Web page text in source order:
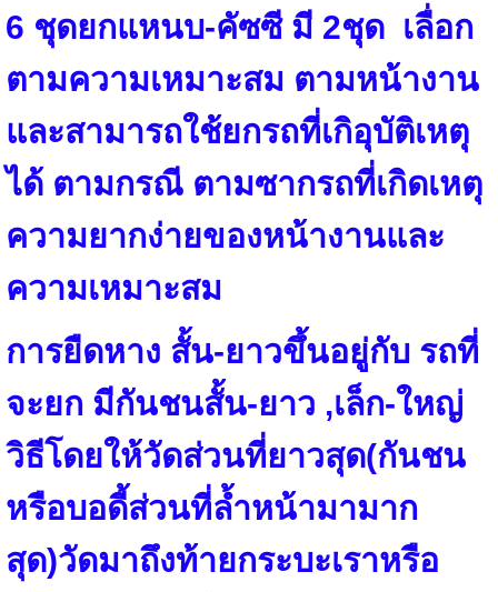
6 ชุดยกแหนบ-คัซซี มี 2ชุด เลื่อก
ตามความเหมาะสม ตามหน้างาน
และสามารถใช้ยกรถที่เกิอุบัติเหตุ
ได้ ตามกรณี ตามซากรถที่เกิดเหตุ
ความยากง่ายของหน้างานและ
ความเหมาะสม
การยืดหาง สั้น-ยาวขึ้นอยู่กับ รถที่
จะยก มีกันชนสั้น-ยาว ,เล็ก-ใหญ่
วิธีโดยให้วัดส่วนที่ยาวสุด(กันชน
หรือบอดี้ส่วนที่ล้ำหน้ามามาก
สุด)วัดมาถึงท้ายกระบะเราหรือ